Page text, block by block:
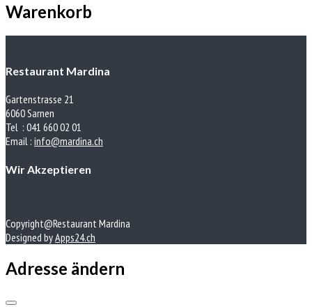
Warenkorb
Restaurant Mardina
Gartenstrasse 21
6060 Sarnen
Tel : 041 660 02 01
Email : info@mardina.ch
Wir Akzeptieren
Copyright@Restaurant Mardina
Designed byApps24.ch
Adresse ändern